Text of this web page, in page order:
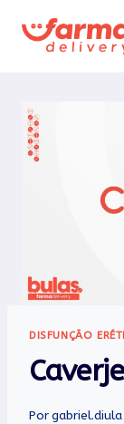
para
DISFUNÇÃO
Porgabriel.diula